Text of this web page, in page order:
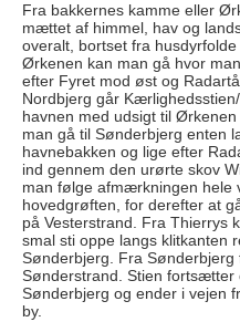
Fra bakkernes kamme eller
mættet af himmel, hav og
overalt, bortset fra
Ørkenen kan man gå hvor
efter Fyret mod øst og
Nordbjerg går
havnen med udsigt til
man gå til Sønderbjerg enten
havnebakken og lige efter
ind gennem den urørte skov
man følge afmærkningen hele
hovedgrøften, for derefter at
på Vesterstrand. Fra Thierrys
smal sti oppe langs klitkanten
Sønderbjerg. Fra
Sønderstrand. Stien fortsætter
Sønderbjerg og ender i vejen
by.